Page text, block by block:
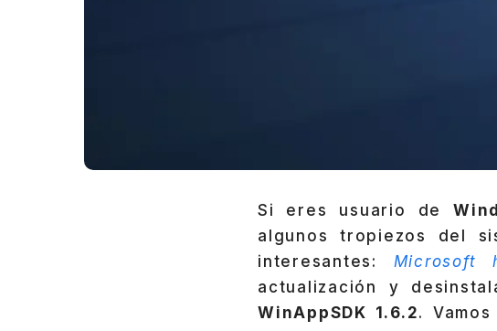
Si eres usuario de
algunos tropiezos del
interesantes: Microsoft
actualización y
WinAppSDK 1.6.2.